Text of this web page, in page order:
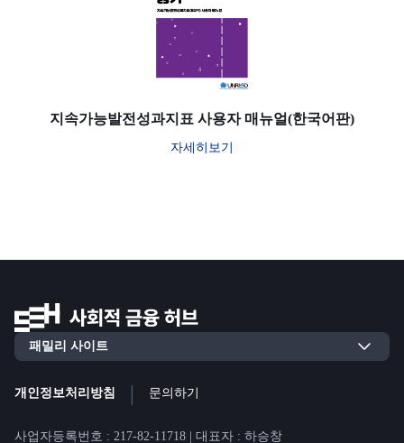
지속가능발전성과지표 사용자 매뉴얼(한국어판)
자세히보기
개인정보처리방침 | 문의하기
사업자등록번호 : 217-82-11718 | 대표자 : 하승창